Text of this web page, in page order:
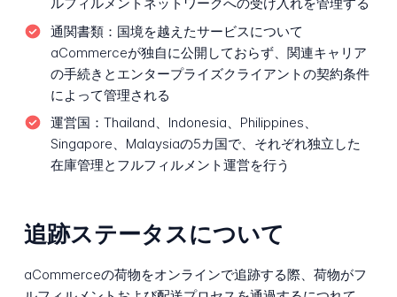
通関書類： 国境を越えたサービスについて
aCommerceが独自に公開しておらず、関連キャリア
の手続きとエンタープライズクライアントの契約条件
によって管理される
運営国： Thailand、Indonesia、Philippines、
Singapore、Malaysiaの5カ国で、それぞれ独立した
在庫管理とフルフィルメント運営を行う
追跡ステータスについて
aCommerceの荷物をオンラインで追跡する際、荷物がフ